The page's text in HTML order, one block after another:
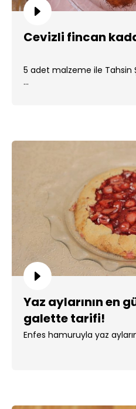
Cevizli fincan
5 adet malzeme ile Tahsin
...
Yaz aylarının en
galette tarifi!
Enfes hamuruyla yaz